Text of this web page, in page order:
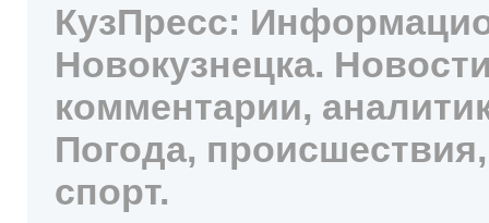
КузПресс:
Новокузнецка.
комментарии,
Погода,
спорт.